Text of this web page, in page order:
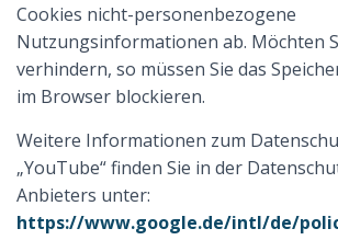
Cookies nicht-personenbezogene
Nutzungsinformationen ab. Möchten
verhindern, so müssen Sie das
im Browser blockieren.
Weitere Informationen zum
„YouTube“ finden Sie in der
Anbieters unter:
https://www.google.de/intl/de/